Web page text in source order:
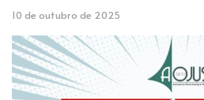
10 de outubro de 2025